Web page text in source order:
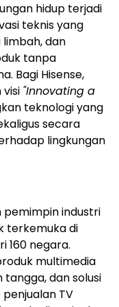
hidup terjadi
teknis yang
dan
tanpa
Bagi Hisense,
"Innovating a
teknologi yang
secara
lingkungan
pemimpin industri
terkemuka di
160 negara.
multimedia
dan solusi
TV